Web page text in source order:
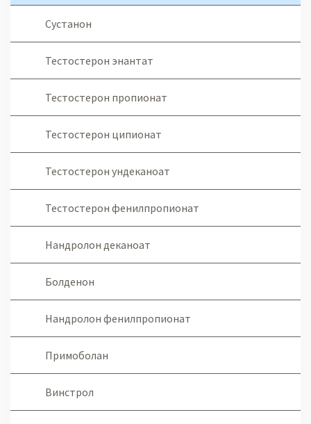
Сустанон
Тестостерон энантат
Тестостерон пропионат
Тестостерон ципионат
Тестостерон ундеканоат
Тестостерон фенилпропионат
Нандролон деканоат
Болденон
Нандролон фенилпропионат
Примоболан
Винстрол